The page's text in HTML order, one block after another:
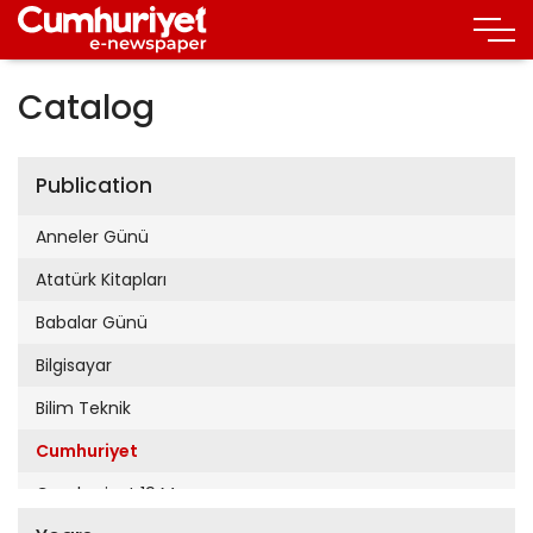
Catalog
Publication
Anneler Günü
Atatürk Kitapları
Babalar Günü
Bilgisayar
Bilim Teknik
Cumhuriyet
Cumhuriyet 19 Mayıs